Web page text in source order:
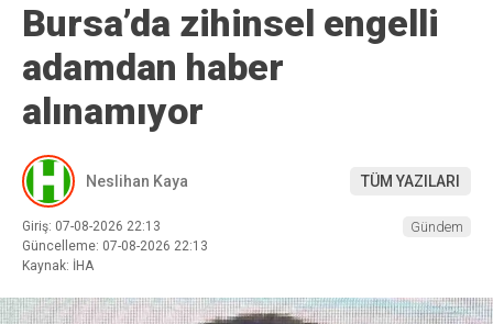
Bursa’da zihinsel engelli
adamdan haber
alınamıyor
Neslihan Kaya TÜM YAZILARI
Giriş: 07-08-2026 22:13
Güncelleme: 07-08-2026 22:13
Kaynak: İHA
Gündem